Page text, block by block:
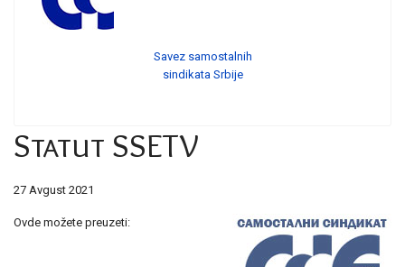
Savez samostalnih
sindikata Srbije
Statut SSETV
27 Avgust 2021
Ovde možete preuzeti: